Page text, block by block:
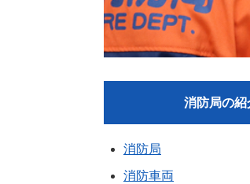
消防局の紹
消防局
消防車両